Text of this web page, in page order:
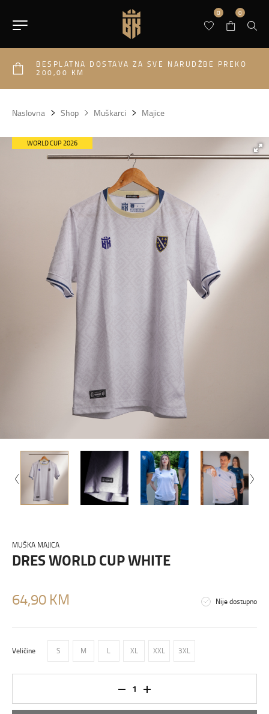
0 0
BESPLATNA DOSTAVA ZA SVE NARUDŽBE PREKO
200,00 KM
Naslovna Shop Muškarci Majice
WORLD CUP 2026
MUŠKA MAJICA
DRES WORLD CUP WHITE
64,90 KM Nije dostupno
Veličine S M L XL XXL 3XL